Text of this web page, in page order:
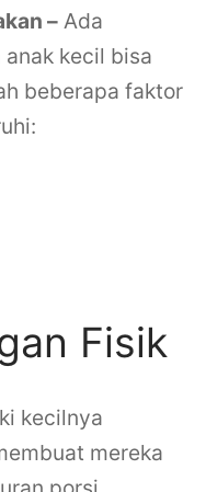
– Ada
kecil bisa
beberapa faktor
Fisik
kecilnya
mereka